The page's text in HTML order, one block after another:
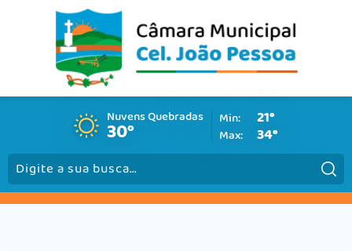
Nuvens Quebradas
30° Min: 21°
Max: 34°
Pesquisar: